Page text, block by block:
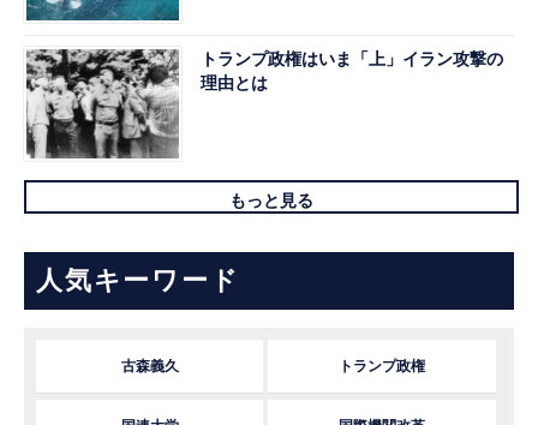
トランプ政権はいま「上」イラン攻撃の
理由とは
もっと見る
人気キーワード
古森義久 トランプ政権